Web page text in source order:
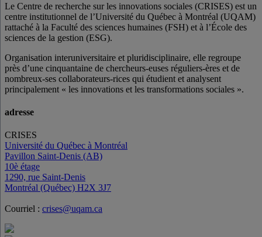
Le Centre de recherche sur les innovations sociales (CRISES) est un
centre institutionnel de l’Université du Québec à Montréal (UQAM)
rattaché à la Faculté des sciences humaines (FSH) et à l’École des
sciences de la gestion (ESG).
Organisation interuniversitaire et pluridisciplinaire, elle regroupe
près d’une cinquantaine de chercheurs-euses réguliers-ères et de
nombreux-ses collaborateurs-rices qui étudient et analysent
principalement « les innovations et les transformations sociales ».
adresse
CRISES
Université du Québec à Montréal
Pavillon Saint-Denis (AB)
10è étage
1290, rue Saint-Denis
Montréal (Québec) H2X 3J7
Courriel : crises@uqam.ca